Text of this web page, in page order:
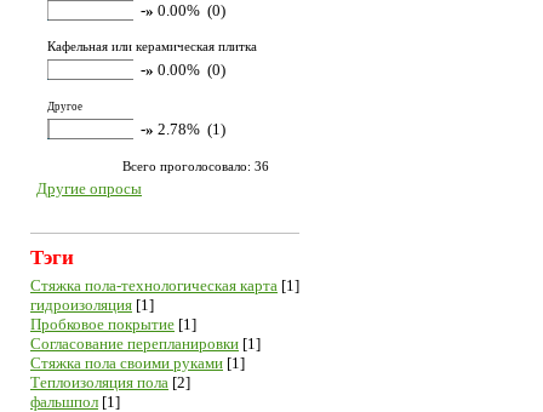
-» 0.00% (0)
Кафельная или керамическая плитка
-» 0.00% (0)
Другое
-» 2.78% (1)
Всего проголосовало: 36
Другие опросы
Тэги
Cтяжка пола-технологическая карта [1]
гидроизоляция [1]
Пробковое покрытие [1]
Согласование перепланировки [1]
Стяжка пола своими руками [1]
Теплоизоляция пола [2]
фальшпол [1]